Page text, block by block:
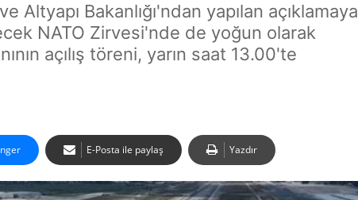
Altyapı Bakanlığı'ndan yapılan açıklamaya
NATO Zirvesi'nde de yoğun olarak
açılış töreni, yarın saat 13.00'te
E-Posta ile paylaş Yazdır